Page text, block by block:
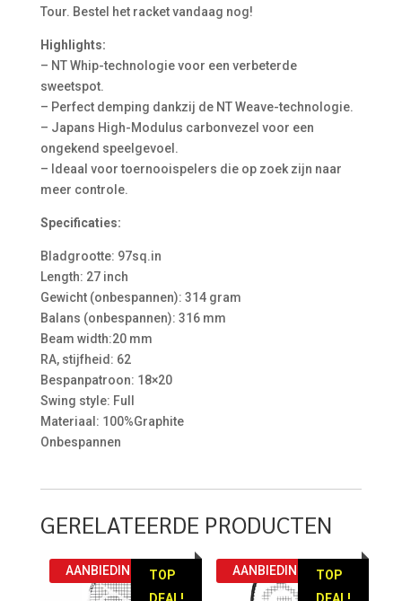
Tour. Bestel het racket vandaag nog!
Highlights:
– NT Whip-technologie voor een verbeterde
sweetspot.
– Perfect demping dankzij de NT Weave-technologie.
– Japans High-Modulus carbonvezel voor een
ongekend speelgevoel.
– Ideaal voor toernooispelers die op zoek zijn naar
meer controle.
Specificaties:
Bladgrootte: 97sq.in
Length: 27 inch
Gewicht (onbespannen): 314 gram
Balans (onbespannen): 316 mm
Beam width:20 mm
RA, stijfheid: 62
Bespanpatroon: 18×20
Swing style: Full
Materiaal: 100%Graphite
Onbespannen
GERELATEERDE PRODUCTEN
TOP
AANBIEDING!
TOP
AANBIEDING!